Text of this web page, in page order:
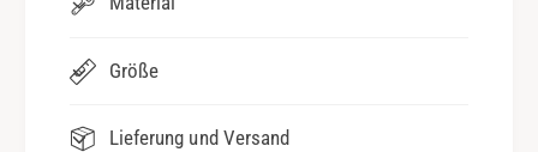
Größe
Lieferung und Versand